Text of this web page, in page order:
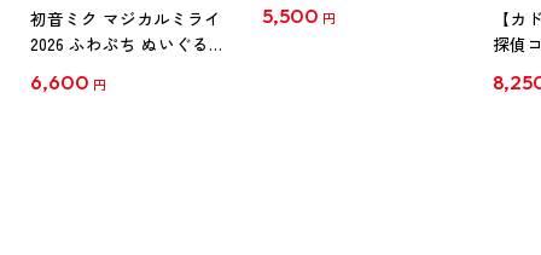
初音ミク マジカルミライ
2026 ふわぷち ぬいぐるみ
6,600 円
5,500 円
【カ
探偵
クリ